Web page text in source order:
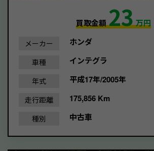
買取金額23万円
メーカー ホンダ
車種 インテグラ
年式 平成17年/2005年
走行距離 175,856 Km
種別 中古車